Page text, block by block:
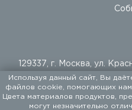
129337, г. Москва, ул.
+ 7 (495)
+ 7 (495)
Используя данный сайт, Вы
файлов cookie, помогающих нам
Цвета материалов продуктов,
могут незначительно